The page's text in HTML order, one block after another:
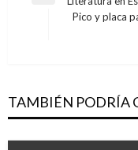
Pico y placa
TAMBIÉN PODRÍA